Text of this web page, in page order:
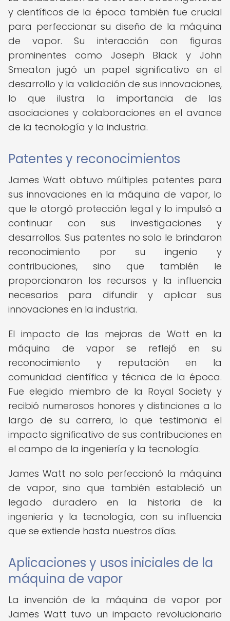
y científicos de la época también fue crucial
para perfeccionar su diseño de la máquina
de vapor. Su interacción con figuras
prominentes como Joseph Black y John
Smeaton jugó un papel significativo en el
desarrollo y la validación de sus innovaciones,
lo que ilustra la importancia de las
asociaciones y colaboraciones en el avance
de la tecnología y la industria.
Patentes y reconocimientos
James Watt obtuvo múltiples patentes para
sus innovaciones en la máquina de vapor, lo
que le otorgó protección legal y lo impulsó a
continuar con sus investigaciones y
desarrollos. Sus patentes no solo le brindaron
reconocimiento por su ingenio y
contribuciones, sino que también le
proporcionaron los recursos y la influencia
necesarios para difundir y aplicar sus
innovaciones en la industria.
El impacto de las mejoras de Watt en la
máquina de vapor se reflejó en su
reconocimiento y reputación en la
comunidad científica y técnica de la época.
Fue elegido miembro de la Royal Society y
recibió numerosos honores y distinciones a lo
largo de su carrera, lo que testimonia el
impacto significativo de sus contribuciones en
el campo de la ingeniería y la tecnología.
James Watt no solo perfeccionó la máquina
de vapor, sino que también estableció un
legado duradero en la historia de la
ingeniería y la tecnología, con su influencia
que se extiende hasta nuestros días.
Aplicaciones y usos iniciales de la
máquina de vapor
La invención de la máquina de vapor por
James Watt tuvo un impacto revolucionario